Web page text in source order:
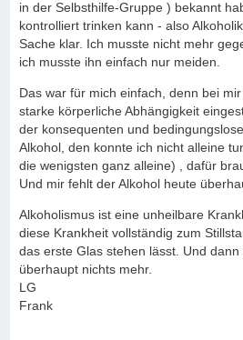
in der Selbsthilfe-Gruppe ) bekannt
kontrolliert trinken kann - also
Sache klar. Ich musste nicht mehr
ich musste ihn einfach nur meiden.
Das war für mich einfach, denn bei
starke körperliche Abhängigkeit
der konsequenten und
Alkohol, den konnte ich nicht alleine
die wenigsten ganz alleine) , dafür
Und mir fehlt der Alkohol heute
Alkoholismus ist eine unheilbare
diese Krankheit vollständig zum
das erste Glas stehen lässt. Und
überhaupt nichts mehr.
LG
Frank